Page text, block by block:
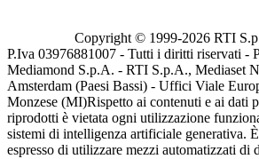
Copyright © 1999-2026 RTI
P.Iva 03976881007 - Tutti i diritti riservati -
Mediamond S.p.A. - RTI S.p.A., Mediaset
Amsterdam (Paesi Bassi) - Uffici Viale
Monzese (MI)Rispetto ai contenuti e ai dati
riprodotti è vietata ogni utilizzazione
sistemi di intelligenza artificiale generativa.
espresso di utilizzare mezzi automatizzati di